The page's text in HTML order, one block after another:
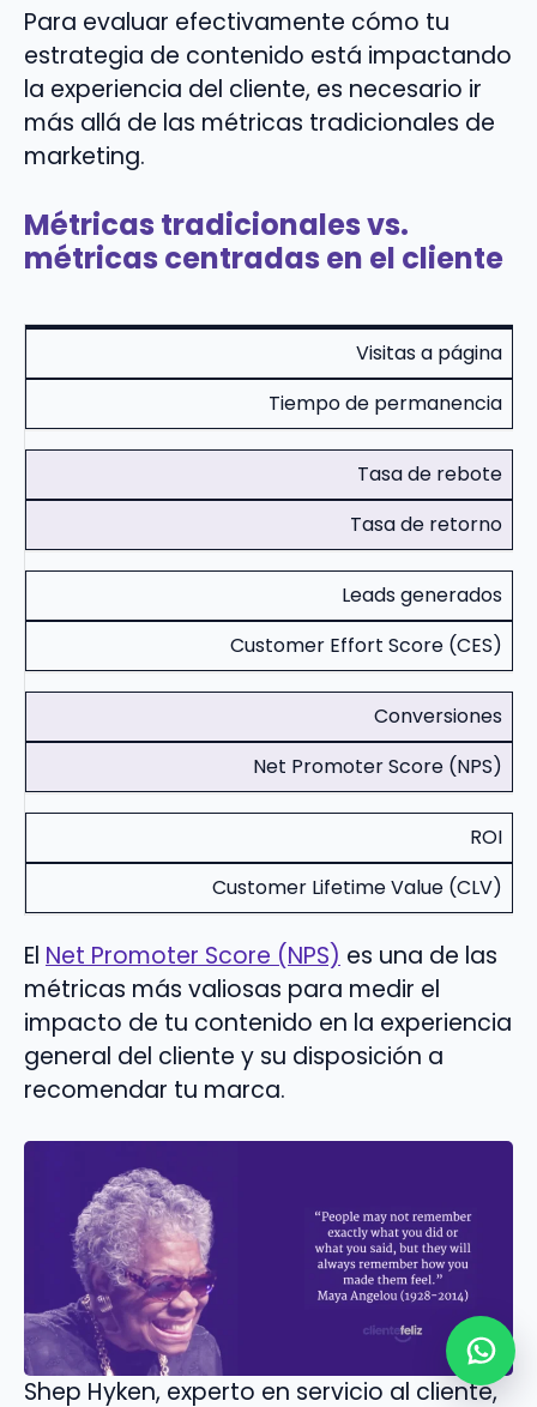
Para evaluar efectivamente cómo tu
estrategia de contenido está impactando
la experiencia del cliente, es necesario ir
más allá de las métricas tradicionales de
marketing.
Métricas tradicionales vs.
métricas centradas en el cliente
Visitas a página
Tiempo de permanencia
Tasa de rebote
Tasa de retorno
Leads generados
Customer Effort Score (CES)
Conversiones
Net Promoter Score (NPS)
ROI
Customer Lifetime Value (CLV)
El Net Promoter Score (NPS) es una de las
métricas más valiosas para medir el
impacto de tu contenido en la experiencia
general del cliente y su disposición a
recomendar tu marca.
Shep Hyken, experto en servicio al cliente,